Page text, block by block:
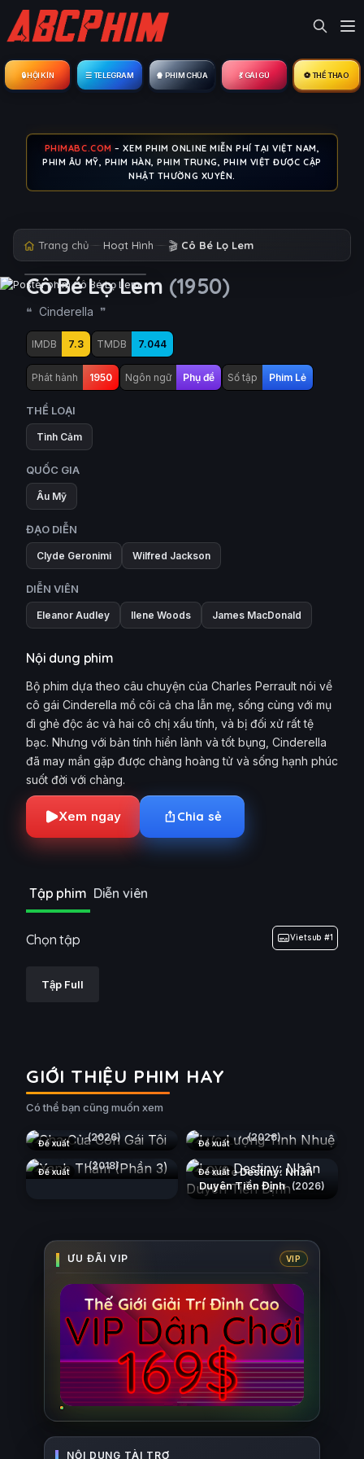
🔒︎ HỘI KÍN ☰ TELEGRAM 🍿 PHIM CHÙA 💃 GÁI GÚ ⚽ THỂ THAO
PHIMABC.COM – XEM PHIM ONLINE MIỄN PHÍ TẠI VIỆT NAM,
PHIM ÂU MỸ, PHIM HÀN, PHIM TRUNG, PHIM VIỆT ĐƯỢC CẬP
NHẬT THƯỜNG XUYÊN.
Trang chủ Hoạt Hình 🎬 Cô Bé Lọ Lem
Cô Bé Lọ Lem (1950)
Cinderella
IMDB 7.3 TMDB 7.044
Phát hành 1950 Ngôn ngữ Phụ đề Số tập Phim Lẻ
THỂ LOẠI
Tình Cảm
QUỐC GIA
Âu Mỹ
ĐẠO DIỄN
Clyde Geronimi Wilfred Jackson
DIỄN VIÊN
Eleanor Audley Ilene Woods James MacDonald
Nội dung phim
Bộ phim dựa theo câu chuyện của Charles Perrault nói về
cô gái Cinderella mồ côi cả cha lẫn mẹ, sống cùng với mụ
dì ghẻ độc ác và hai cô chị xấu tính, và bị đối xử rất tệ
bạc. Nhưng với bản tính hiền lành và tốt bụng, Cinderella
đã may mắn gặp được chàng hoàng tử và sống hạnh phúc
suốt đời với chàng.
Xem ngay Chia sẻ
Tập phim Diễn viên
Chọn tập Vietsub #1
Tập Full
GIỚI THIỆU PHIM HAY
Có thể bạn cũng muốn xem
Đề xuất (2026) Đề xuất (2026)
Đề xuất (2018) Đề xuất
Love Destiny: Nhân
Duyên Tiền Định (2026)